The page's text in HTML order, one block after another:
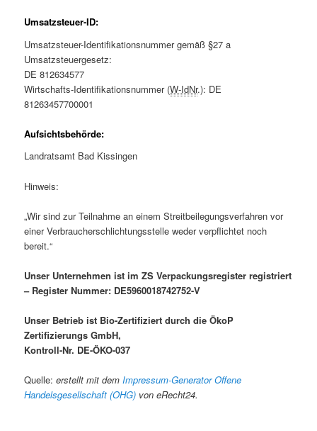
Umsatzsteuer-ID:
Umsatzsteuer-Identifikationsnummer gemäß §27 a
Umsatzsteuergesetz:
DE 812634577
Wirtschafts-Identifikationsnummer (W-IdNr.): DE
81263457700001
Aufsichtsbehörde:
Landratsamt Bad Kissingen
Hinweis:
„Wir sind zur Teilnahme an einem Streitbeilegungsverfahren vor
einer Verbraucherschlichtungsstelle weder verpflichtet noch
bereit.“
Unser Unternehmen ist im ZS Verpackungsregister registriert
– Register Nummer: DE5960018742752-V
Unser Betrieb ist Bio-Zertifiziert durch die ÖkoP
Zertifizierungs GmbH,
Kontroll-Nr. DE-ÖKO-037
Quelle:erstellt mit demImpressum-Generator Offene
Handelsgesellschaft (OHG) von eRecht24.